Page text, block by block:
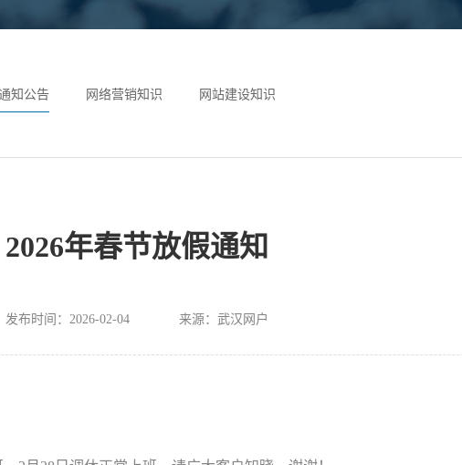
知公告 网络营销知识 网站建设知识
2026年春节放假通知
发布时间：2026-02-04 来源：武汉网户